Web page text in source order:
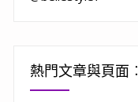
熱門文章與頁面︰